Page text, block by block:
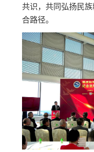
共识，共同弘扬民
合路径。